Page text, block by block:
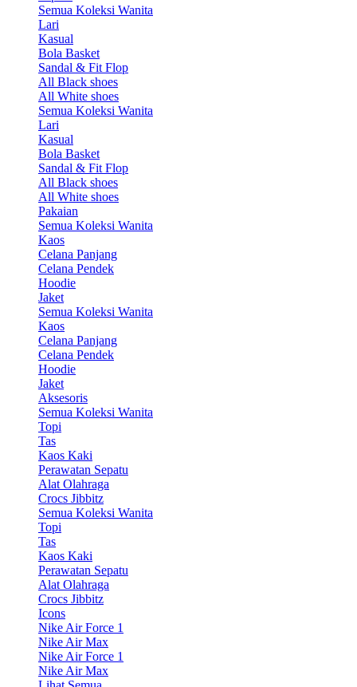
Semua Koleksi Wanita
Lari
Kasual
Bola Basket
Sandal & Fit Flop
All Black shoes
All White shoes
Semua Koleksi Wanita
Lari
Kasual
Bola Basket
Sandal & Fit Flop
All Black shoes
All White shoes
Pakaian
Semua Koleksi Wanita
Kaos
Celana Panjang
Celana Pendek
Hoodie
Jaket
Semua Koleksi Wanita
Kaos
Celana Panjang
Celana Pendek
Hoodie
Jaket
Aksesoris
Semua Koleksi Wanita
Topi
Tas
Kaos Kaki
Perawatan Sepatu
Alat Olahraga
Crocs Jibbitz
Semua Koleksi Wanita
Topi
Tas
Kaos Kaki
Perawatan Sepatu
Alat Olahraga
Crocs Jibbitz
Icons
Nike Air Force 1
Nike Air Max
Nike Air Force 1
Nike Air Max